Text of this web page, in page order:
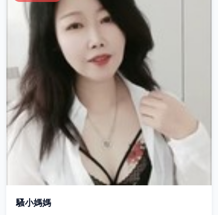
騷小媽媽